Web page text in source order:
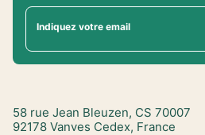
Indiquez votre email
58 rue Jean Bleuzen, CS 70007
92178 Vanves Cedex, France